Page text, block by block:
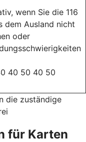
wenn Sie die 116
dem Ausland nicht
oder
40 50 40 50
die zuständige
für Karten